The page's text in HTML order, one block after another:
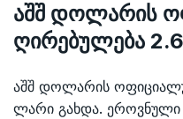
აშშ დოლარის
ღირებულება
აშშ დოლარის
ლარი გახდა. ეროვნული